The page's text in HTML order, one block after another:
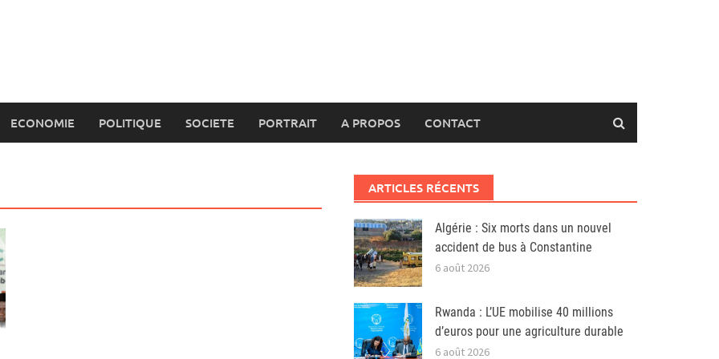
ECONOMIE POLITIQUE SOCIETE PORTRAIT A PROPOS CONTACT
ARTICLES RÉCENTS
Algérie : Six morts dans un nouvel
accident de bus à Constantine
6 août 2026
Rwanda : L’UE mobilise 40 millions
d’euros pour une agriculture durable
6 août 2026